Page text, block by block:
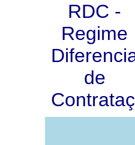
RDC -
Regime
de